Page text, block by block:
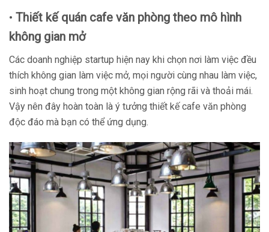
• Thiết kế quán cafe văn phòng theo mô hình
không gian mở
Các doanh nghiệp startup hiện nay khi chọn nơi làm việc đều
thích không gian làm việc mở, mọi người cùng nhau làm việc,
sinh hoạt chung trong một không gian rộng rãi và thoải mái.
Vậy nên đây hoàn toàn là ý tưởng thiết kế cafe văn phòng
độc đáo mà bạn có thể ứng dụng.